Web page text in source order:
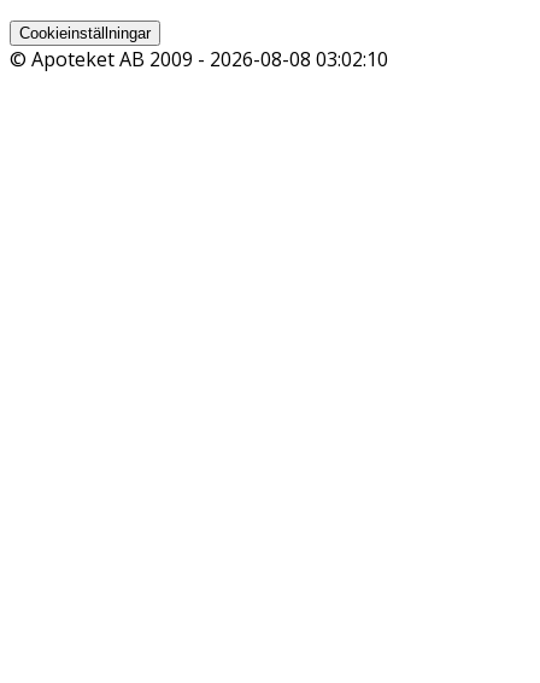
Cookieinställningar
© Apoteket AB 2009 - 2026-08-08 03:02:10